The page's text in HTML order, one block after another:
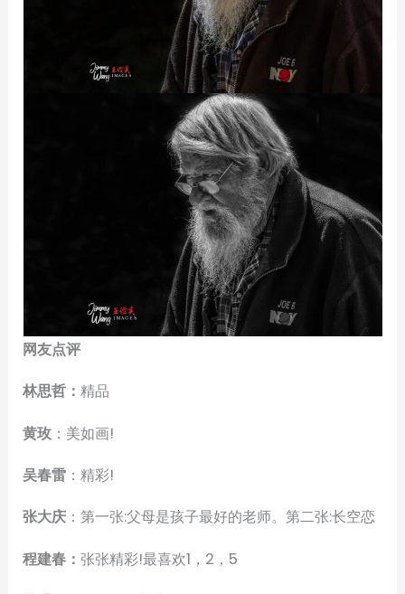
网友点评
林思哲：精品
黄玫 ：美如画!
吴春雷 ：精彩!
张大庆 ：第一张:父母是孩子最好的老师。第二张:长空恋
程建春：张张精彩!最喜欢1，2，5